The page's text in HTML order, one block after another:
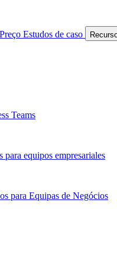
Preço Estudos de caso
Teams
equipos empresariales
para Equipas de Negócios